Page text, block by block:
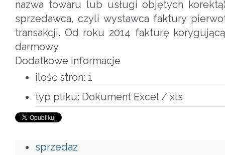
nazwa towaru lub usługi objętych
sprzedawca, czyli wystawca faktury
transakcji. Od roku 2014 fakturę
darmowy
Dodatkowe informacje
ilość stron: 1
typ pliku: Dokument Excel / xls
sprzedaz